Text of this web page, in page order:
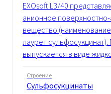
EXOsoft L3/40
анионное
вещество (наименование
лаурет сульфосукцинат).
выпускается в виде
Строение
Сульфосукцинаты